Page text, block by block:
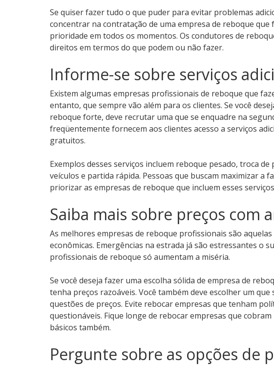
Se quiser fazer tudo o que puder para evitar problemas
concentrar na contratação de uma empresa de reboque que
prioridade em todos os momentos. Os condutores de
direitos em termos do que podem ou não fazer.
Informe-se sobre serviços
Existem algumas empresas profissionais de reboque que
entanto, que sempre vão além para os clientes. Se você
reboque forte, deve recrutar uma que se enquadre na
freqüentemente fornecem aos clientes acesso a serviços
gratuitos.
Exemplos desses serviços incluem reboque pesado, troca
veículos e partida rápida. Pessoas que buscam maximizar a
priorizar as empresas de reboque que incluem esses
Saiba mais sobre preços com
As melhores empresas de reboque profissionais são
econômicas. Emergências na estrada já são estressantes o
profissionais de reboque só aumentam a miséria.
Se você deseja fazer uma escolha sólida de empresa de
tenha preços razoáveis. Você também deve escolher um
questões de preços. Evite rebocar empresas que tenham
questionáveis. Fique longe de rebocar empresas que
básicos também.
Pergunte sobre as opções de